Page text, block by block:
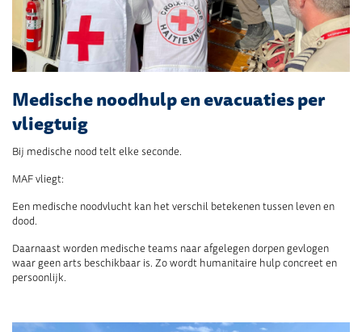
Medische noodhulp en evacuaties per
vliegtuig
Bij medische nood telt elke seconde.
MAF vliegt:
Een medische noodvlucht kan het verschil betekenen tussen leven en
dood.
Daarnaast worden medische teams naar afgelegen dorpen gevlogen
waar geen arts beschikbaar is. Zo wordt humanitaire hulp concreet en
persoonlijk.